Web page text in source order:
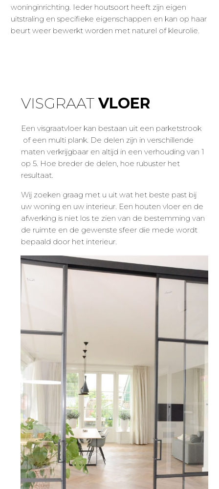
woninginrichting. Ieder houtsoort heeft zijn eigen
uitstraling en specifieke eigenschappen en kan op haar
beurt weer bewerkt worden met naturel of kleurolie.
VISGRAAT VLOER
Een visgraatvloer kan bestaan uit een parketstrook
of een multi plank. De delen zijn in verschillende
maten verkrijgbaar en altijd in een verhouding van 1
op 5. Hoe breder de delen, hoe rubuster het
resultaat.
Wij zoeken graag met u uit wat het beste past bij
uw woning en uw interieur. Een houten vloer en de
afwerking is niet los te zien van de bestemming van
de ruimte en de gewenste sfeer die mede wordt
bepaald door het interieur.